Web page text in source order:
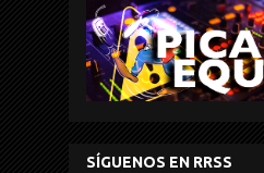
SÍGUENOS EN RRSS